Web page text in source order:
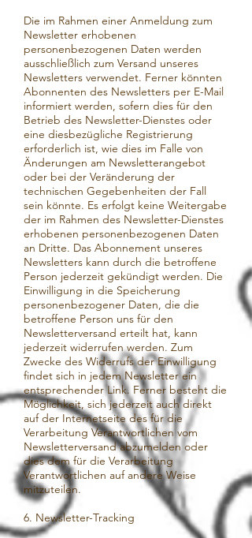
Die im Rahmen einer Anmeldung zum
Newsletter erhobenen
personenbezogenen Daten werden
ausschließlich zum Versand unseres
Newsletters verwendet. Ferner könnten
Abonnenten des Newsletters per E-Mail
informiert werden, sofern dies für den
Betrieb des Newsletter-Dienstes oder
eine diesbezügliche Registrierung
erforderlich ist, wie dies im Falle von
Änderungen am Newsletterangebot
oder bei der Veränderung der
technischen Gegebenheiten der Fall
sein könnte. Es erfolgt keine Weitergabe
der im Rahmen des Newsletter-Dienstes
erhobenen personenbezogenen Daten
an Dritte. Das Abonnement unseres
Newsletters kann durch die betroffene
Person jederzeit gekündigt werden. Die
Einwilligung in die Speicherung
personenbezogener Daten, die die
betroffene Person uns für den
Newsletterversand erteilt hat, kann
jederzeit widerrufen werden. Zum
Zwecke des Widerrufs der Einwilligung
findet sich in jedem Newsletter ein
entsprechender Link. Ferner besteht die
Möglichkeit, sich jederzeit auch direkt
auf der Internetseite des für die
Verarbeitung Verantwortlichen vom
Newsletterversand abzumelden oder
dies dem für die Verarbeitung
Verantwortlichen auf andere Weise
mitzuteilen.
6. Newsletter-Tracking